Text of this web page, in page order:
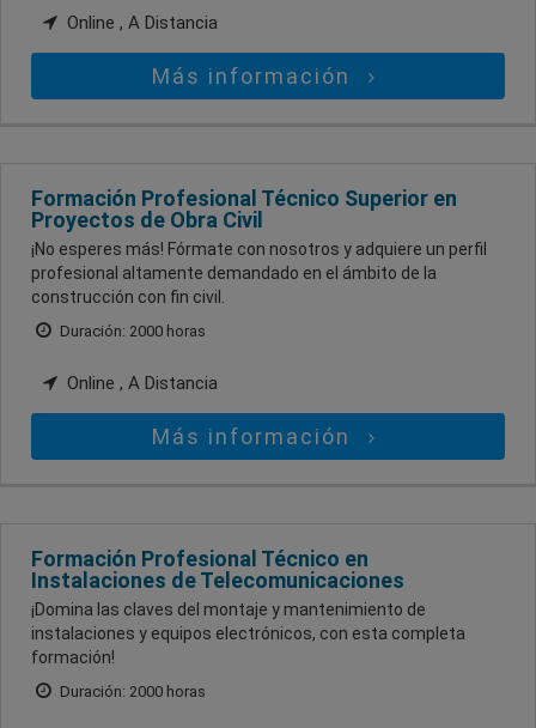
Online , A Distancia
Más información
Formación Profesional Técnico Superior en
Proyectos de Obra Civil
¡No esperes más! Fórmate con nosotros y adquiere un perfil
profesional altamente demandado en el ámbito de la
construcción con fin civil.
Duración: 2000 horas
Online , A Distancia
Más información
Formación Profesional Técnico en
Instalaciones de Telecomunicaciones
¡Domina las claves del montaje y mantenimiento de
instalaciones y equipos electrónicos, con esta completa
formación!
Duración: 2000 horas